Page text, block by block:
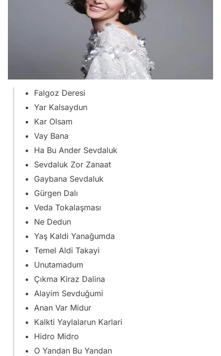
Falgoz Deresi
Yar Kalsaydun
Kar Olsam
Vay Bana
Ha Bu Ander Sevdaluk
Sevdaluk Zor Zanaat
Gaybana Sevdaluk
Gürgen Dalı
Veda Tokalaşması
Ne Dedun
Yaş Kaldi Yanağumda
Temel Aldi Takayi
Unutamadum
Çıkma Kiraz Dalina
Alayim Sevduğumi
Anan Var Midur
Kalkti Yaylalarun Karlari
Hidro Midro
O Yandan Bu Yandan